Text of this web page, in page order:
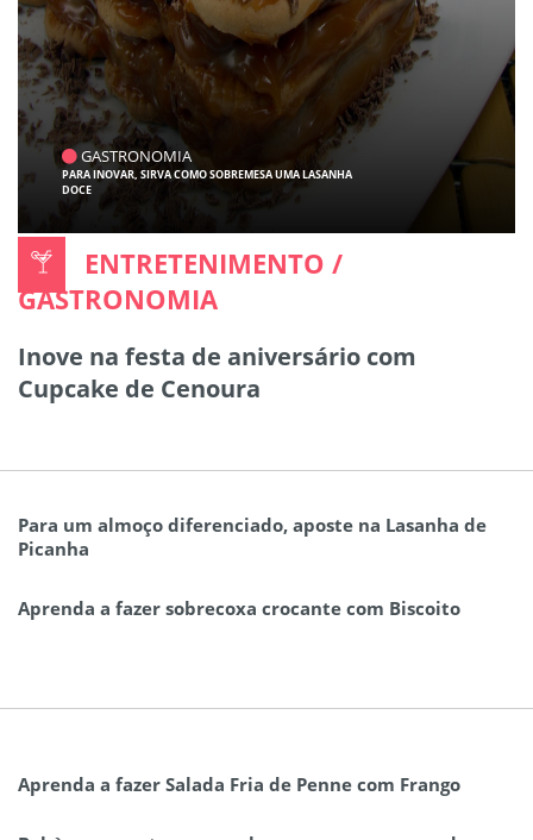
GASTRONOMIA
PARA INOVAR, SIRVA COMO SOBREMESA UMA LASANHA
DOCE
ENTRETENIMENTO /
GASTRONOMIA
Inove na festa de aniversário com
Cupcake de Cenoura
Para um almoço diferenciado, aposte na Lasanha de
Picanha
Aprenda a fazer sobrecoxa crocante com Biscoito
Aprenda a fazer Salada Fria de Penne com Frango